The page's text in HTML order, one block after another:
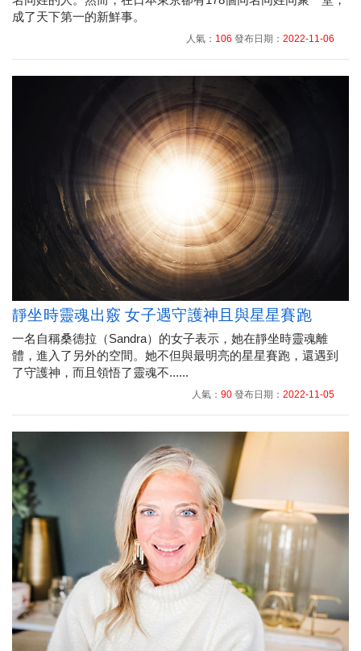
成了天下第一的新鮮事。
人氣： 106 發布日期： 2022-11-06
靜坐時靈魂出竅 女子遇守護神且與星星賽跑
一名自稱桑德拉（Sandra）的女子表示，她在靜坐時靈魂離
體，進入了另外的空間。她不但與最明亮的星星賽跑，還遇到
了守護神，而且領悟了靈魂不......
人氣： 90 發布日期： 2022-11-05